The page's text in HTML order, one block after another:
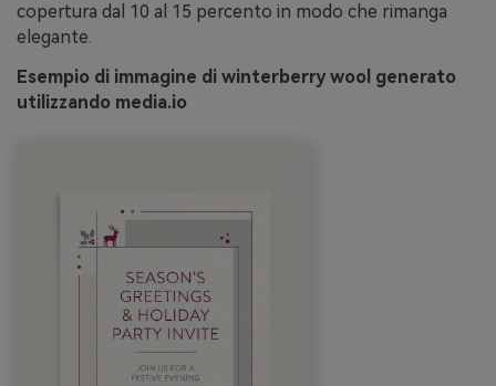
copertura dal 10 al 15 percento in modo che rimanga
elegante.
Esempio di immagine di winterberry wool generato
utilizzando media.io